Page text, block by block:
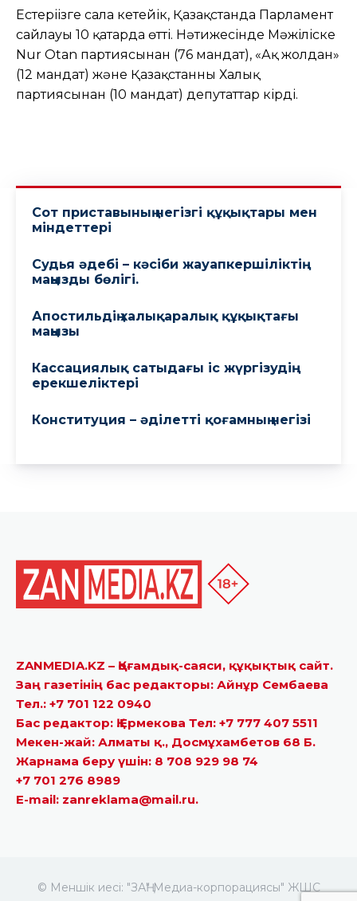
ZANMEDIA.KZ – Қоғамдық-саяси, құқықтық сайт.
Заң газетінің бас редакторы: Айнұр Сембаева
Тел.: +7 701 122 0940
Бас редактор: Қ.Ермекова Тел: +7 777 407 5511
Мекен-жай: Алматы қ., Досмұхамбетов 68 Б.
Жарнама беру үшін: 8 708 929 98 74
+7 701 276 8989
E-mail: zanreklama@mail.ru.
© Меншік иесі: "ЗАҢ" Медиа-корпорациясы" ЖШС